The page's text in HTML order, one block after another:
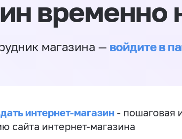
временно
магазина — войдите в
интернет-магазин - пошаговая
сайта интернет-магазина